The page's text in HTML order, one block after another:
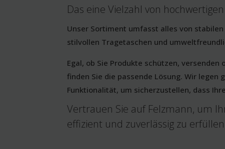
Das eine Vielzahl von
Unser Sortiment umfasst alles von
stilvollen Tragetaschen und
Egal, ob Sie Produkte schützen,
finden Sie die passende Lösung. Wir legen
Funktionalität, um sicherzustellen, dass
Vertrauen Sie auf Felzmann, um
effizient und zuverlässig zu